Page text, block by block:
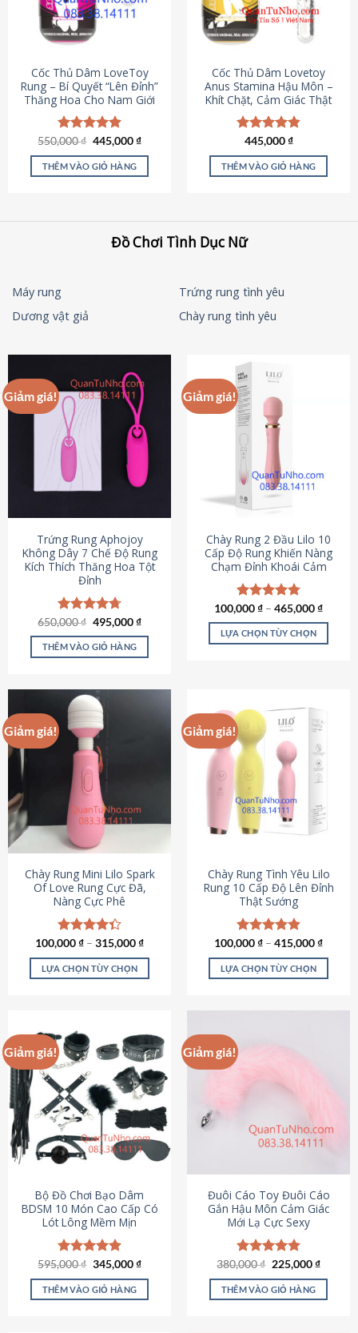
Cốc Thủ Dâm LoveToy
Rung – Bí Quyết “Lên Đỉnh”
Thăng Hoa Cho Nam Giới
Được xếp
hạng5.00
5 sao
550,000₫ Giá
là:
550,000 ₫.
445,000₫Giá
tại
THÊM VÀO GIỎ HÀNG
Cốc Thủ Dâm Lovetoy
Anus Stamina Hậu Môn –
Khít Chặt, Cảm Giác Thật
Được xếp
hạng4.84
5 sao
445,000₫
THÊM VÀO GIỎ HÀNG
Đồ Chơi Tình Dục Nữ
Máy rung
Trứng rung tình yêu
Dương vật giả
Chày rung tình yêu
Giảm giá!
Trứng Rung Aphojoy
Không Dây 7 Chế Độ Rung
Kích Thích Thăng Hoa Tột
Đỉnh
Được xếp
hạng4.72
5 sao
650,000₫ Giá
là:
650,000 ₫.
495,000₫Giá
tại
495,000 ₫.
THÊM VÀO GIỎ HÀNG
Giảm giá!
Chày Rung 2 Đầu Lilo 10
Cấp Độ Rung Khiến Nàng
Chạm Đỉnh Khoái Cảm
Được xếp
hạng4.80
5 sao
100,000₫ – 465,000₫
LỰA CHỌN TÙY CHỌN
nhiều
biến
thể.
Các
chọn
thể
chọn
trên
trang
sản
phẩm
Giảm giá!
Chày Rung Mini Lilo Spark
Of Love Rung Cực Đã,
Nàng Cực Phê
Được xếp
hạng4.33
5 sao
100,000₫ – 315,000₫
LỰA CHỌN TÙY CHỌN
có
nhiều
biến
thể.
Các
tùy
chọn
có
chọn
trên
trang
sản
phẩm
Giảm giá!
Chày Rung Tình Yêu Lilo
Rung 10 Cấp Độ Lên Đỉnh
Thật Sướng
Được xếp
hạng4.94
5 sao
100,000₫ – 415,000₫
LỰA CHỌN TÙY CHỌN
biến
thể.
chọn
chọn
trên
trang
sản
phẩm
Giảm giá!
Bộ Đồ Chơi Bạo Dâm
BDSM 10 Món Cao Cấp Có
Lót Lông Mềm Mịn
Được xếp
hạng4.88
5 sao
595,000₫ Giá
là:
595,000 ₫.
345,000₫Giá
tại
THÊM VÀO GIỎ HÀNG
Giảm giá!
Đuôi Cáo Toy Đuôi Cáo
Gắn Hậu Môn Cảm Giác
Mới Lạ Cực Sexy
Được xếp
hạng4.88
5 sao
380,000₫ Giá
là:
380,000 ₫.
225,000₫Giá
tại
THÊM VÀO GIỎ HÀNG